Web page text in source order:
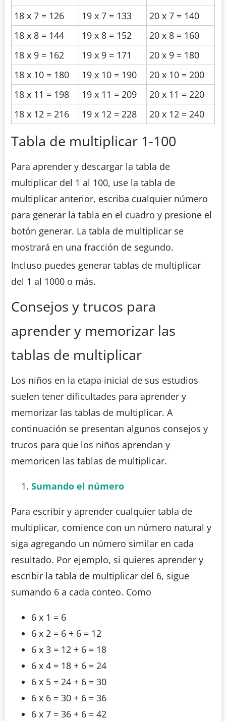
18 x 7 = 126
19 x 7 = 133
20 x 7 = 140
18 x 8 = 144
19 x 8 = 152
20 x 8 = 160
18 x 9 = 162
19 x 9 = 171
20 x 9 = 180
18 x 10 = 180
19 x 10 = 190
20 x 10 = 200
18 x 11 = 198
19 x 11 = 209
20 x 11 = 220
18 x 12 = 216
19 x 12 = 228 20 x 12 = 240
Tabla de multiplicar 1-100
Para aprender y descargar la tabla de
multiplicar del 1 al 100, use la tabla de
multiplicar anterior, escriba cualquier número
para generar la tabla en el cuadro y presione el
botón generar. La tabla de multiplicar se
mostrará en una fracción de segundo.
Incluso puedes generar tablas de multiplicar
del 1 al 1000 o más.
Consejos y trucos para
aprender y memorizar las
tablas de multiplicar
Los niños en la etapa inicial de sus estudios
suelen tener dificultades para aprender y
memorizar las tablas de multiplicar. A
continuación se presentan algunos consejos y
trucos para que los niños aprendan y
memoricen las tablas de multiplicar.
Sumando el número
Para escribir y aprender cualquier tabla de
multiplicar, comience con un número natural y
siga agregando un número similar en cada
resultado. Por ejemplo, si quieres aprender y
escribir la tabla de multiplicar del 6, sigue
sumando 6 a cada conteo. Como
6 x 1 = 6
6 x 2 = 6 + 6 = 12
6 x 3 = 12 + 6 = 18
6 x 4 = 18 + 6 = 24
6 x 5 = 24 + 6 = 30
6 x 6 = 30 + 6 = 36
6 x 7 = 36 + 6 = 42